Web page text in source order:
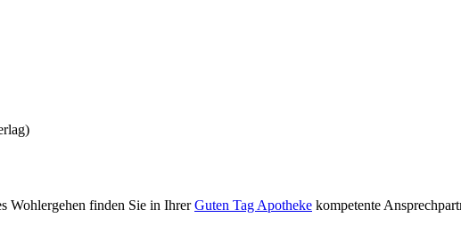
Wohlergehen finden Sie in IhrerGuten Tag Apotheke kompetente